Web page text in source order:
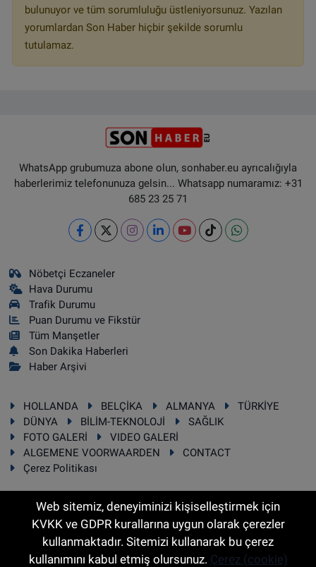
bulunuyor ve tüm sorumluluğu üstleniyorsunuz. Yazılan
yorumlardan Son Haber hiçbir şekilde sorumlu
tutulamaz.
WhatsApp grubumuza abone olun, sonhaber.eu ayrıcalığıyla
haberlerimiz telefonunuza gelsin... Whatsapp numaramız: +31
685 23 25 71
Nöbetçi Eczaneler
Hava Durumu
Trafik Durumu
Puan Durumu ve Fikstür
Tüm Manşetler
Son Dakika Haberleri
Haber Arşivi
HOLLANDA BELÇİKA ALMANYA
TÜRKİYE
DÜNYA
BİLİM-TEKNOLOJİ
SAĞLIK
FOTO GALERİ
VIDEO GALERİ
ALGEMENE VOORWAARDEN
CONTACT
Çerez Politikası
RSS Copyright © 2025 Sonhaber.eu Her hakkı saklıdır.
Web sitemiz, deneyiminizi kişiselleştirmek için
KVKK ve GDPR kurallarına uygun olarak çerezler
kullanmaktadır. Sitemizi kullanarak bu çerez
kullanımını kabul etmiş olursunuz. Çerez (cookie)